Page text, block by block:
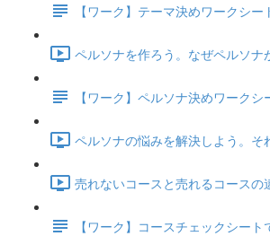
【ワーク】テーマ決めワークシー
ペルソナを作ろう。なぜペルソナ
【ワーク】ペルソナ決めワークシ
ペルソナの悩みを解決しよう。
売れないコースと売れるコース
【ワーク】コースチェックシー